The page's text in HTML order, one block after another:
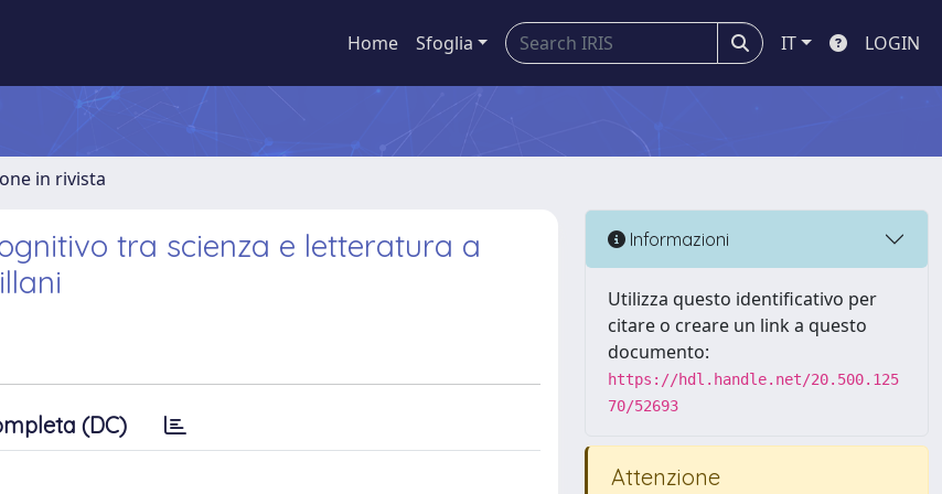
Home Sfoglia IT LOGIN
in rivista
tra scienza e letteratura a
(DC)
Informazioni
Utilizza questo identificativo per
citare o creare un link a questo
documento:
https://hdl.handle.net/20.500.125
70/52693
Attenzione